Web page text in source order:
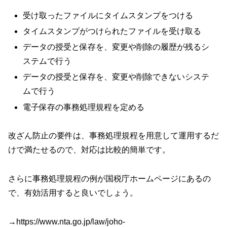
受け取ったファイルにタイムスタンプをつける
タイムスタンプがつけられたファイルを受け取る
データの授受と保存を、変更や削除の履歴が残るシ
ステムで行う
データの授受と保存を、変更や削除できないシステ
ムで行う
電子保存の事務処理規程を定める
改ざん防止の要件は、事務処理規程を用意して運用するだ
けで満たせるので、対応は比較的簡単です。
さらに事務処理規程の例 が国税庁ホームページにあるの
で、有効活用すると良いでしょう。
→ https://www.nta.go.jp/law/joho-